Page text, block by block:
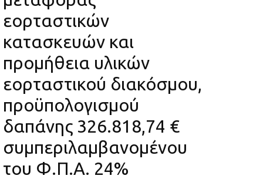
εορταστικών
κατασκευών και
προμήθεια υλικών
εορταστικού διακόσμου,
προϋπολογισμού
δαπάνης 326.818,74 €
συμπεριλαμβανομένου
του Φ.Π.Α. 24%